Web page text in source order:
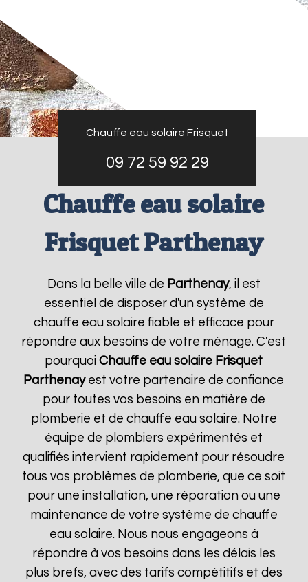
Chauffe eau solaire Frisquet
09 72 59 92 29
Chauffe eau solaire
Frisquet Parthenay
Dans la belle ville de Parthenay, il est
essentiel de disposer d'un système de
chauffe eau solaire fiable et efficace pour
répondre aux besoins de votre ménage. C'est
pourquoiChauffe eau solaire Frisquet
Parthenayest votre partenaire de confiance
pour toutes vos besoins en matière de
plomberie et de chauffe eau solaire. Notre
équipe de plombiers expérimentés et
qualifiés intervient rapidement pour résoudre
tous vos problèmes de plomberie, que ce soit
pour une installation, une réparation ou une
maintenance de votre système de chauffe
eau solaire. Nous nous engageons à
répondre à vos besoins dans les délais les
plus brefs, avec des tarifs compétitifs et des